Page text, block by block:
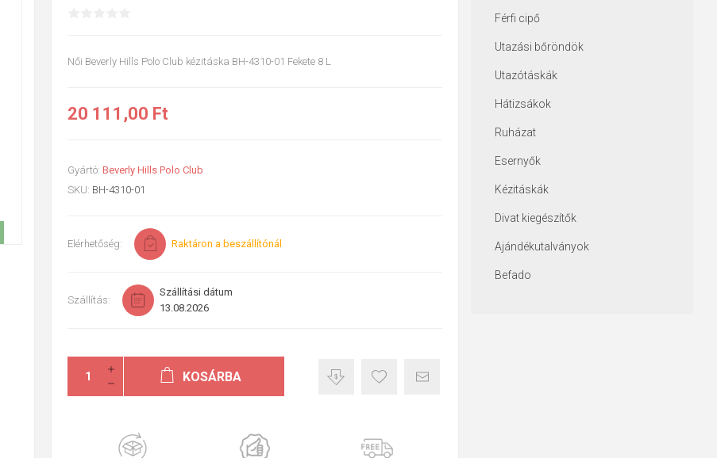
Női Beverly Hills Polo Club kézitáska BH-4310-01 Fekete 8 L
20 111,00 Ft
Gyártó: Beverly Hills Polo Club
SKU: BH-4310-01
Elérhetőség: Raktáron a beszállítónál
Szállítás:
Szállítási dátum
13.08.2026
KOSÁRBA
Férfi cipő
Utazási bőröndök
Utazótáskák
Hátizsákok
Ruházat
Esernyők
Kézitáskák
Divat kiegészítők
Ajándékutalványok
Befado